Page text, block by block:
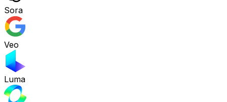
Sora
Veo
Luma